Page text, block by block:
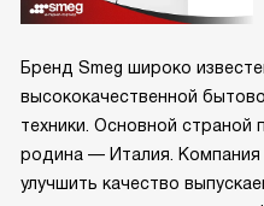
Бренд Smeg широко
высококачественной
техники. Основной страной
родина — Италия. Компания
улучшить качество